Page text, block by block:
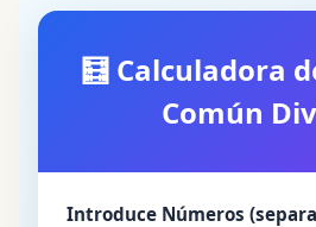
🧮 Calculadora
Común
Introduce Números